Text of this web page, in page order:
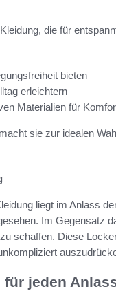
die für
bieten
erleichtern
Materialien für
sie zur idealen
liegt im Anlass
Im Gegensatz
schaffen. Diese
jeden